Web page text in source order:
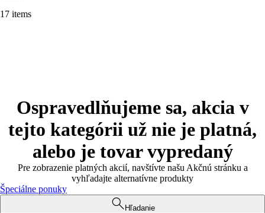
17 items
Ospravedlňujeme sa, akcia v
tejto kategórii už nie je platná,
alebo je tovar vypredaný
Pre zobrazenie platných akcií, navštívte našu Akčnú stránku a
vyhľadajte alternatívne produkty
Špeciálne ponuky
Hľadanie